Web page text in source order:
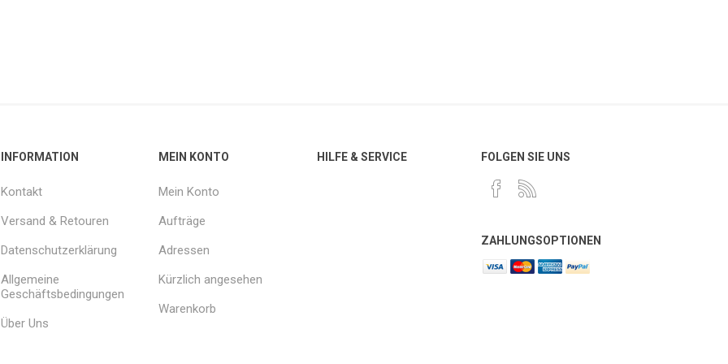
INFORMATION
Kontakt
Versand & Retouren
Datenschutzerklärung
Allgemeine
Geschäftsbedingungen
Über Uns
MEIN KONTO
Mein Konto
Aufträge
Adressen
Kürzlich angesehen
Warenkorb
HILFE & SERVICE FOLGEN SIE UNS
ZAHLUNGSOPTIONEN